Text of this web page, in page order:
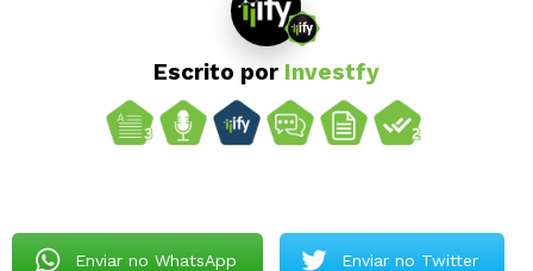
Escrito por Investfy
Enviar no WhatsApp Enviar no Twitter